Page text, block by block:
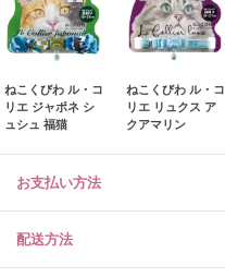
ねこくびわ ル・コ
リエ ジャポネ シ
ュシュ 福猫
ねこくびわ ル・コ
リエ リュクス ア
クアマリン
お支払い方法
配送方法